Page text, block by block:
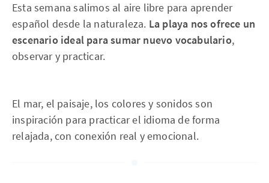
Esta semana salimos al aire libre para aprender
español desde la naturaleza. La playa nos ofrece un
escenario ideal para sumar nuevo vocabulario,
observar y practicar.
El mar, el paisaje, los colores y sonidos son
inspiración para practicar el idioma de forma
relajada, con conexión real y emocional.